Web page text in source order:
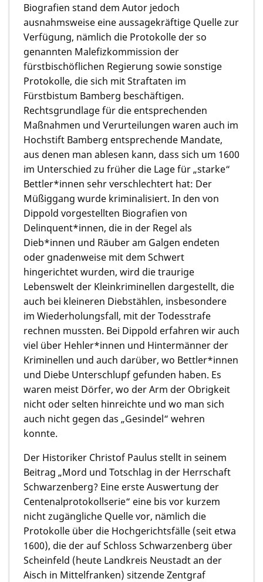
Biografien stand dem Autor jedoch
ausnahmsweise eine aussagekräftige Quelle zur
Verfügung, nämlich die Protokolle der so
genannten Malefizkommission der
fürstbischöflichen Regierung sowie sonstige
Protokolle, die sich mit Straftaten im
Fürstbistum Bamberg beschäftigen.
Rechtsgrundlage für die entsprechenden
Maßnahmen und Verurteilungen waren auch im
Hochstift Bamberg entsprechende Mandate,
aus denen man ablesen kann, dass sich um 1600
im Unterschied zu früher die Lage für „starke“
Bettler*innen sehr verschlechtert hat: Der
Müßiggang wurde kriminalisiert. In den von
Dippold vorgestellten Biografien von
Delinquent*innen, die in der Regel als
Dieb*innen und Räuber am Galgen endeten
oder gnadenweise mit dem Schwert
hingerichtet wurden, wird die traurige
Lebenswelt der Kleinkriminellen dargestellt, die
auch bei kleineren Diebstählen, insbesondere
im Wiederholungsfall, mit der Todesstrafe
rechnen mussten. Bei Dippold erfahren wir auch
viel über Hehler*innen und Hintermänner der
Kriminellen und auch darüber, wo Bettler*innen
und Diebe Unterschlupf gefunden haben. Es
waren meist Dörfer, wo der Arm der Obrigkeit
nicht oder selten hinreichte und wo man sich
auch nicht gegen das „Gesindel“ wehren
konnte.
Der Historiker Christof Paulus stellt in seinem
Beitrag „Mord und Totschlag in der Herrschaft
Schwarzenberg? Eine erste Auswertung der
Centenalprotokollserie“ eine bis vor kurzem
nicht zugängliche Quelle vor, nämlich die
Protokolle über die Hochgerichtsfälle (seit etwa
1600), die der auf Schloss Schwarzenberg über
Scheinfeld (heute Landkreis Neustadt an der
Aisch in Mittelfranken) sitzende Zentgraf